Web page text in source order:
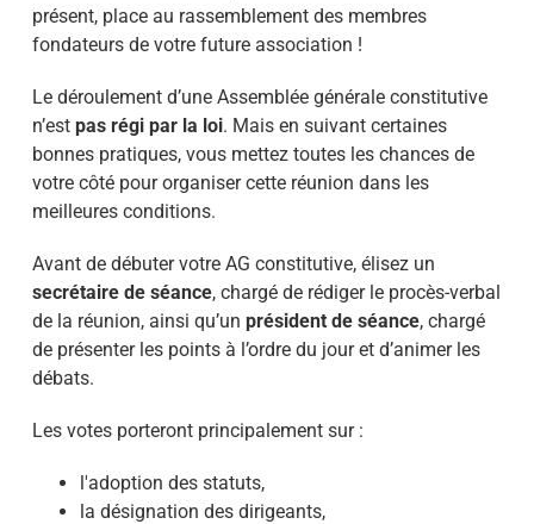
présent, place au rassemblement des membres
fondateurs de votre future association !
Le déroulement d’une Assemblée générale constitutive
n’est pas régi par la loi. Mais en suivant certaines
bonnes pratiques, vous mettez toutes les chances de
votre côté pour organiser cette réunion dans les
meilleures conditions.
Avant de débuter votre AG constitutive, élisez un
secrétaire de séance, chargé de rédiger le procès-verbal
de la réunion, ainsi qu’un président de séance, chargé
de présenter les points à l’ordre du jour et d’animer les
débats.
Les votes porteront principalement sur :
l'adoption des statuts,
la désignation des dirigeants,